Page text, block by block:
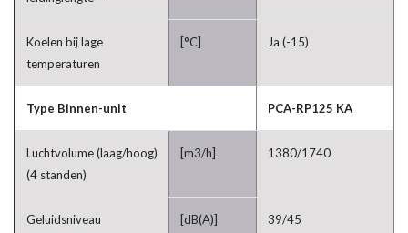
Koelen bij lage
temperaturen
[°C] Ja (-15)
Type Binnen-unit PCA-RP125 KA
Luchtvolume (laag/hoog)
(4 standen)
[m3/h] 1380/1740
Geluidsniveau
[dB(A)] 39/45